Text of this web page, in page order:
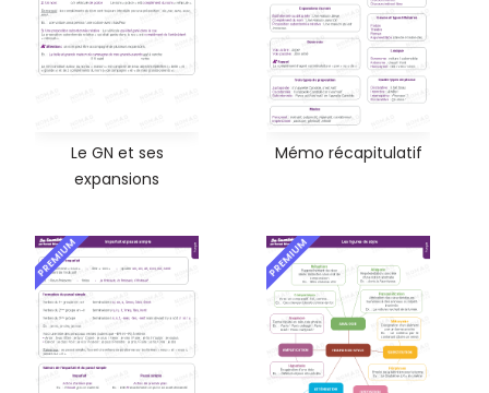
Le GN et ses
expansions
Mémo récapitulatif
PREMIUM PREMIUM